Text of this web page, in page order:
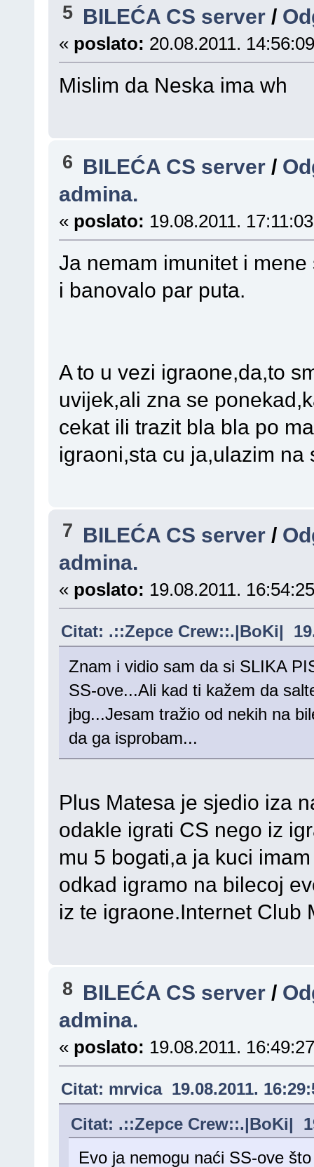
5 BILEĆA CS server /
« poslato: 20.08.2011.
Mislim da Neska ima wh
6 BILEĆA CS server /
admina.
« poslato: 19.08.2011.
Ja nemam imunitet i
i banovalo par puta.
A to u vezi igraone,da,to
uvijek,ali zna se
cekat ili trazit bla bla po
igraoni,sta cu ja,ulazim na
7 BILEĆA CS server /
admina.
« poslato: 19.08.2011.
Citat: .::Zepce Crew::.|BoKi|
Znam i vidio sam da si SLIKA
SS-ove...Ali kad ti kažem da
jbg...Jesam tražio od nekih na
da ga isprobam...
Plus Matesa je sjedio iza
odakle igrati CS nego iz
mu 5 bogati,a ja kuci
odkad igramo na bilecoj
iz te igraone.Internet Club
8 BILEĆA CS server /
admina.
« poslato: 19.08.2011.
Citat: mrvica 19.08.2011.
Citat: .::Zepce Crew::.|BoKi|
Evo ja nemogu naći SS-ove